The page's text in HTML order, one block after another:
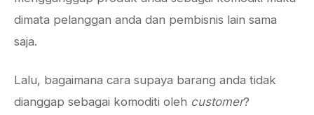
dimata pelanggan anda dan pembisnis lain sama
saja.
Lalu, bagaimana cara supaya barang anda tidak
dianggap sebagai komoditi oleh customer?